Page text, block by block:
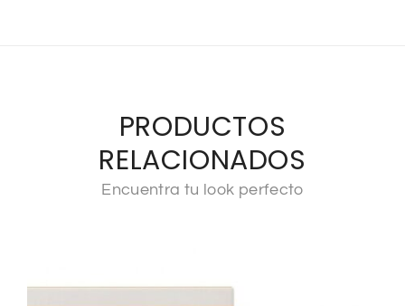
PRODUCTOS
RELACIONADOS
Encuentra tu look perfecto